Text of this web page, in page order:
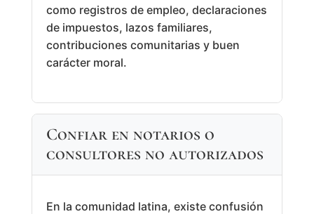
como registros de empleo, declaraciones
de impuestos, lazos familiares,
contribuciones comunitarias y buen
carácter moral.
Confiar en notarios o
consultores no autorizados
En la comunidad latina, existe confusión